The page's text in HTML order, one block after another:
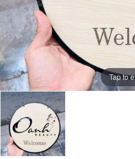
Tap to